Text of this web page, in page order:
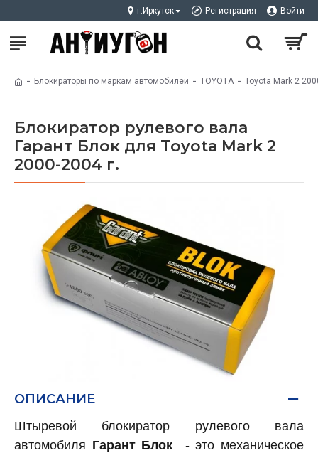
г.Иркутск Регистрация Войти
Блокираторы по маркам автомобилей TOYOTA Toyota Mark 2
Блокиратор рулевого вала
Гарант Блок для Toyota Mark 2
2000-2004 г.
ОПИСАНИЕ
Штыревой блокиратор рулевого вала
автомобиля Гарант Блок - это механическое